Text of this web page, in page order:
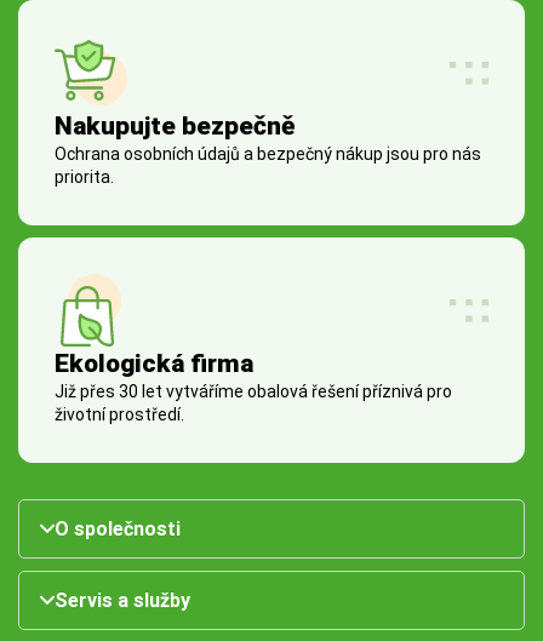
Nakupujte bezpečně
Ochrana osobních údajů a bezpečný nákup jsou pro nás
priorita.
Ekologická firma
Již přes 30 let vytváříme obalová řešení příznivá pro
životní prostředí.
O společnosti
Servis a služby